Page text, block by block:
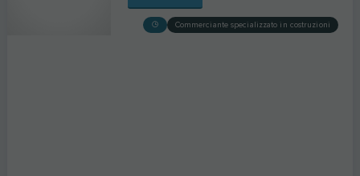
Commerciante specializzato in costruzioni